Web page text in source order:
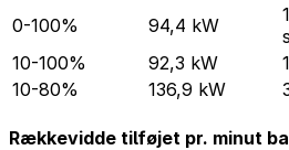
0-100%
94,4 kW
s
10-100%
92,3 kW
10-80%
136,9 kW
Rækkevidde tilføjet pr. minut